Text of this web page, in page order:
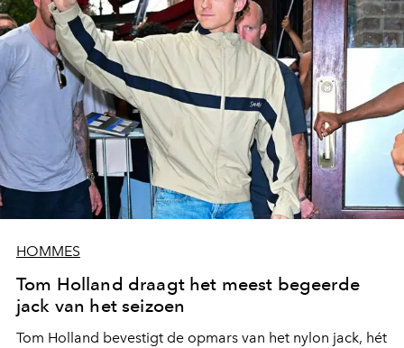
HOMMES
Tom Holland draagt het meest begeerde
jack van het seizoen
Tom Holland bevestigt de opmars van het nylon jack, hét